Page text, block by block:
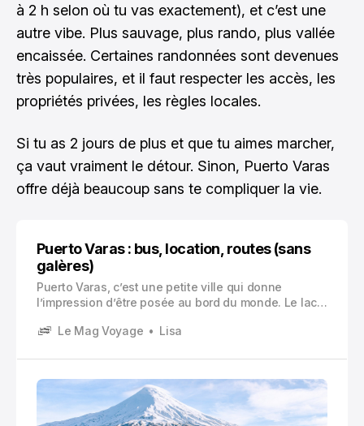
à 2 h selon où tu vas exactement), et c’est une
autre vibe. Plus sauvage, plus rando, plus vallée
encaissée. Certaines randonnées sont devenues
très populaires, et il faut respecter les accès, les
propriétés privées, les règles locales.
Si tu as 2 jours de plus et que tu aimes marcher,
ça vaut vraiment le détour. Sinon, Puerto Varas
offre déjà beaucoup sans te compliquer la vie.
Puerto Varas : bus, location, routes (sans
galères)
Puerto Varas, c’est une petite ville qui donne
l’impression d’être posée au bord du monde. Le lac
maisons en bois, et cette lumière qui change toutes
Le Mag Voyage Lisa